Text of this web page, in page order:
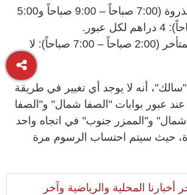
خارج أوقات الذروة (7:00 صباحاً – 9:00 صباحاً و5:00
أوقات الليل المتأخر (2:00 صباحاً – 7:00 صباحاً): لا
أنه لا يوجد أي تغيير في طريقة
عبور بوابات "الصفا شمال" و"الصفا
و"الممزر جنوب" في اتجاه واحد
حيث سيتم احتساب الرسوم مرة
أخبارنا المحلية والرياضية وآخر